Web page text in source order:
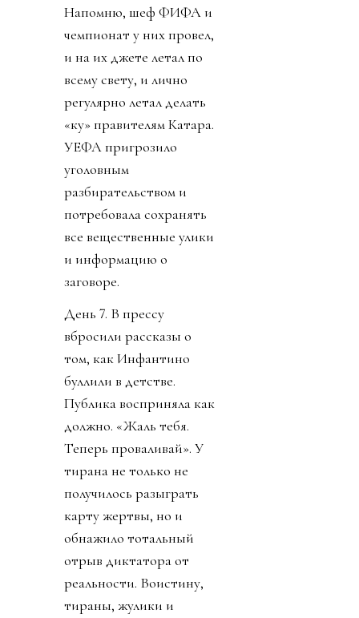
Напомню, шеф ФИФА и
чемпионат у них провел,
и на их джете летал по
всему свету, и лично
регулярно летал делать
«ку» правителям Катара.
УЕФА пригрозило
уголовным
разбирательством и
потребовала сохранять
все вещественные улики
и информацию о
заговоре.
День 7. В прессу
вбросили рассказы о
том, как Инфантино
буллили в детстве.
Публика восприняла как
должно. «Жаль тебя.
Теперь проваливай». У
тирана не только не
получилось разыграть
карту жертвы, но и
обнажило тотальный
отрыв диктатора от
реальности. Воистину,
тираны, жулики и